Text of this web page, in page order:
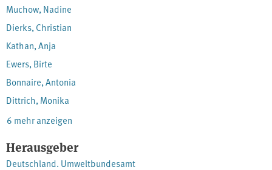
Muchow, Nadine
Dierks, Christian
Kathan, Anja
Ewers, Birte
Bonnaire, Antonia
Dittrich, Monika
6 mehr anzeigen
Herausgeber
Deutschland. Umweltbundesamt